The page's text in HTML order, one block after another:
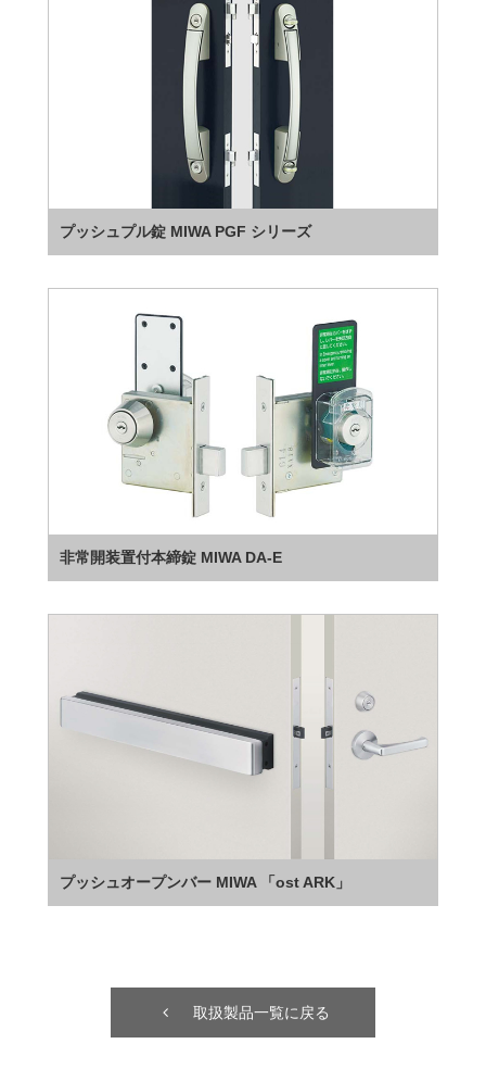
プッシュプル錠 MIWA PGF シリーズ
非常開装置付本締錠 MIWA DA-E
プッシュオープンバー MIWA 「ost ARK」
取扱製品一覧に戻る